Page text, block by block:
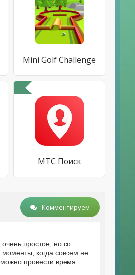
Mini Golf Challenge
МТС Поиск
Комментируем
простое, но со
когда совсем не
провести время